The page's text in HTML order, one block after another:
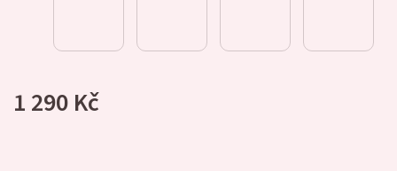
1 290 Kč